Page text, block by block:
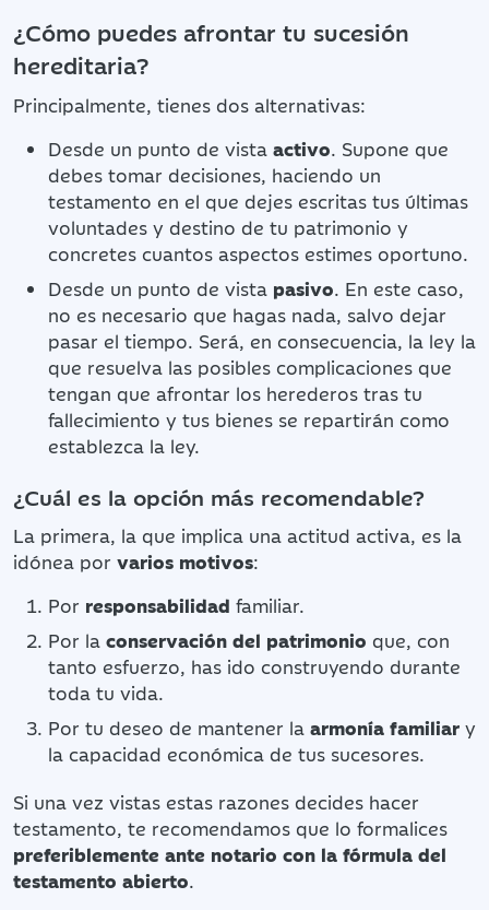
¿Cómo puedes afrontar tu sucesión
hereditaria?
Principalmente, tienes dos alternativas:
Desde un punto de vista activo. Supone que
debes tomar decisiones, haciendo un
testamento en el que dejes escritas tus últimas
voluntades y destino de tu patrimonio y
concretes cuantos aspectos estimes oportuno.
Desde un punto de vista pasivo. En este caso,
no es necesario que hagas nada, salvo dejar
pasar el tiempo. Será, en consecuencia, la ley la
que resuelva las posibles complicaciones que
tengan que afrontar los herederos tras tu
fallecimiento y tus bienes se repartirán como
establezca la ley.
¿Cuál es la opción más recomendable?
La primera, la que implica una actitud activa, es la
idónea por varios motivos:
Por responsabilidad familiar.
Por la conservación del patrimonio que, con
tanto esfuerzo, has ido construyendo durante
toda tu vida.
Por tu deseo de mantener la armonía familiar y
la capacidad económica de tus sucesores.
Si una vez vistas estas razones decides hacer
testamento, te recomendamos que lo formalices
preferiblemente ante notario con la fórmula del
testamento abierto.